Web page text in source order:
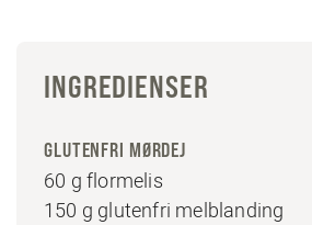
INGREDIENSER
GLUTENFRI MØRDEJ
60 g flormelis
150 g glutenfri melblanding